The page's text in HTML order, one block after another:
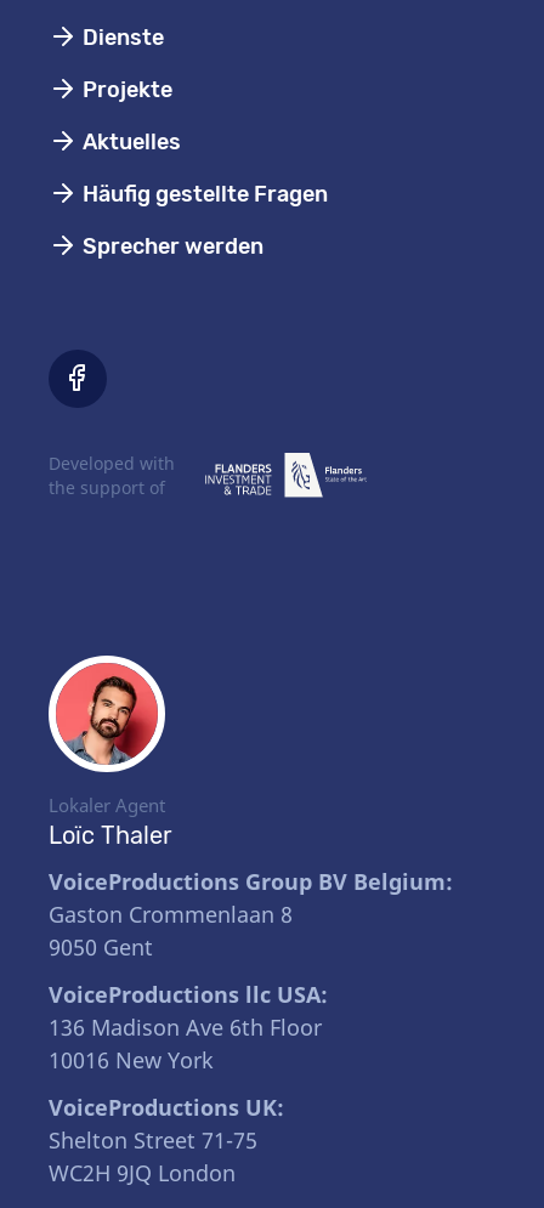
Dienste
Projekte
Aktuelles
Häufig gestellte Fragen
Sprecher werden
Lokaler Agent
Loïc Thaler
VoiceProductions Group BV Belgium:
Gaston Crommenlaan 8
9050 Gent
VoiceProductions llc USA:
136 Madison Ave 6th Floor
10016 New York
VoiceProductions UK:
Shelton Street 71-75
WC2H 9JQ London
Developed with
the support of